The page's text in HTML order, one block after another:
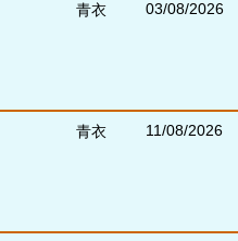
青衣 03/08/2026
青衣 11/08/2026